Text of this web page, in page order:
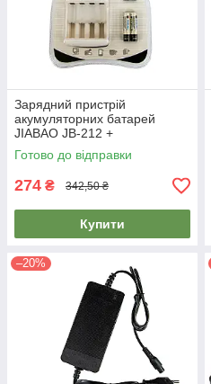
Зарядний пристрій
акумуляторних батарей
JIABAO JB-212 +
акумулятори 4 шт. AAA
Готово до відправки
274 ₴ 342,50 ₴
Купити
–20%